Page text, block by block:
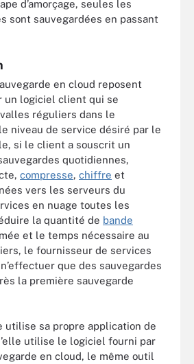
d’amorçage, seules les
sont sauvegardées en passant
en cloud reposent
un logiciel client qui se
réguliers dans le
niveau de service désiré par le
si le client a souscrit un
quotidiennes,
compresse, chiffre et
vers les serveurs du
en nuage toutes les
la quantité de bande
et le temps nécessaire au
le fournisseur de services
que des sauvegardes
la première sauvegarde
utilise sa propre application de
utilise le logiciel fourni par
en cloud, le même outil